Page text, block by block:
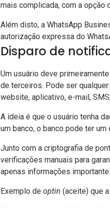
mais complicada, com a opção
Além disto, a WhatsApp
autorização expressa do
Disparo de
Um usuário deve
de terceiros. Pode ser
website, aplicativo, e-mail,
A ideia é que o usuário tenha
um banco, o banco pode ter
Junto com a criptografia de
verificações manuais para
apenas informações
Exemplo deoptin (aceite) que